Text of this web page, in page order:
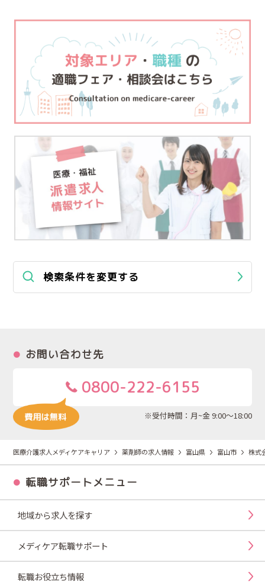
検索条件を変更する
お問い合わせ先
0800-222-6155
※受付時間：月~金 9:00～18:00
医療介護求人メディケアキャリア 薬剤師の求人情報 富山県 富山市 株式
転職サポートメニュー
地域から求人を探す
メディケア転職サポート
転職お役立ち情報